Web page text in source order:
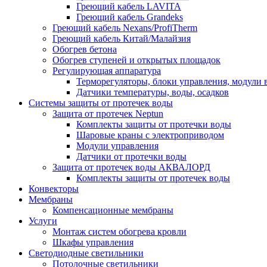
Греющий кабель LAVITA
Греющий кабель Grandeks
Греющий кабель Nexans/ProfiTherm
Греющий кабель Китай/Малайзия
Обогрев бетона
Обогрев ступеней и открытых площадок
Регулирующая аппаратура
Терморегуляторы, блоки управления, модули
Датчики температуры, воды, осадков
Системы защиты от протечек воды
Защита от протечек Neptun
Комплекты защиты от протечки воды
Шаровые краны с электроприводом
Модули управления
Датчики от протечки воды
Защита от протечек воды АКВАЛОРД
Комплекты защиты от протечек воды
Конвекторы
Мембраны
Компенсационные мембраны
Услуги
Монтаж систем обогрева кровли
Шкафы управления
Светодиодные светильники
Потолочные светильники